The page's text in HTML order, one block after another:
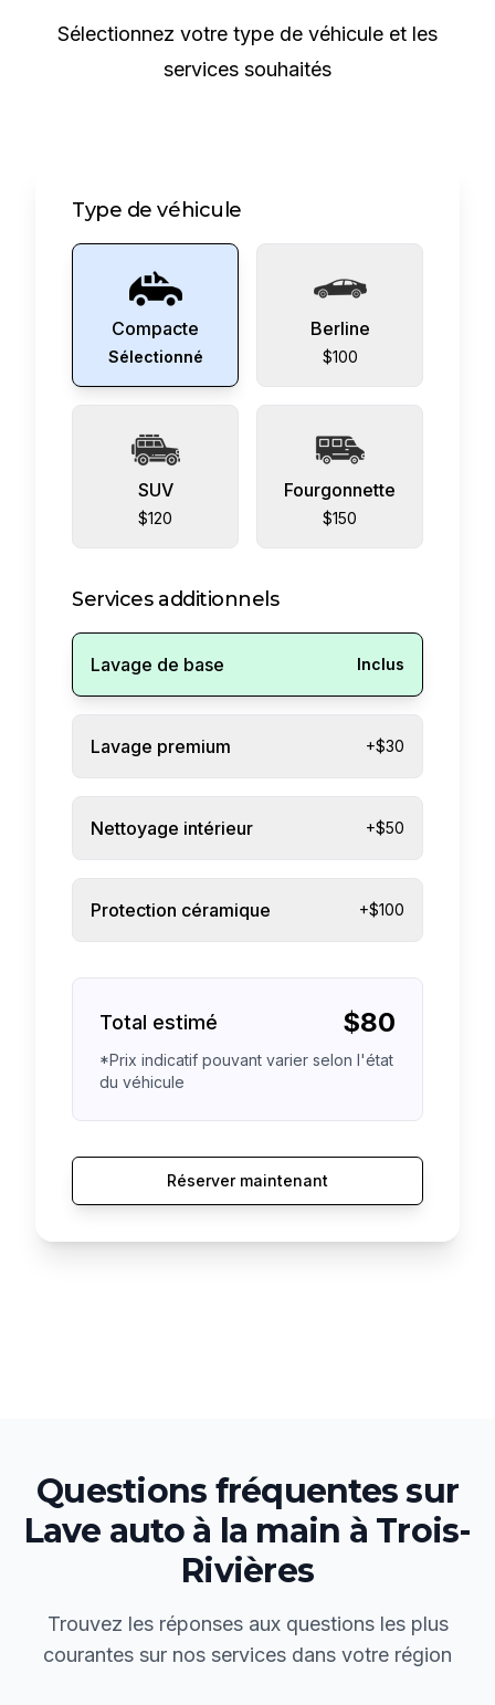
Sélectionnez votre type de véhicule et les
services souhaités
Type de véhicule
Compacte
Sélectionné
Berline
$100
SUV
$120
Fourgonnette
$150
Services additionnels
Lavage de base Inclus
Lavage premium +$30
Nettoyage intérieur +$50
Protection céramique +$100
Total estimé $80
*Prix indicatif pouvant varier selon l'état
du véhicule
Réserver maintenant
Questions fréquentes sur
Lave auto à la main à Trois-
Rivières
Trouvez les réponses aux questions les plus
courantes sur nos services dans votre région